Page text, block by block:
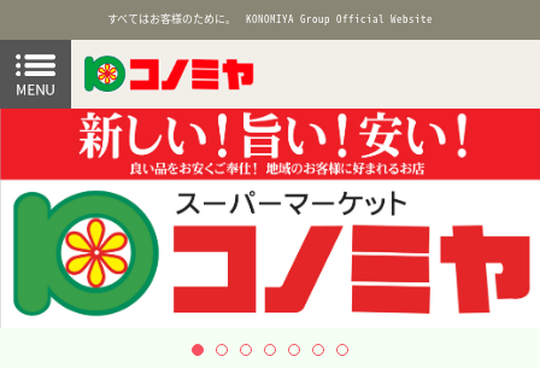
すべてはお客様のために。 KONOMIYA Group Official Website